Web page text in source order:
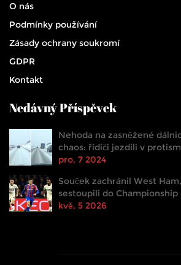
O nás
Podmínky používání
Zásady ochrany soukromí
GDPR
Kontakt
Nedávný Příspěvek
Nehoda na zasněžené
chaos: řidiči jezdili v
pro, 7 2024
Souček zachránil West
sestoupili do Championship
kvě, 5 2026